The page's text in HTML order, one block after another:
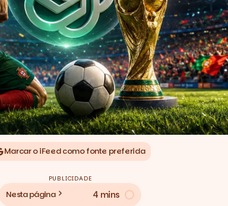
Marcar o iFeed como fonte preferida
PUBLICIDADE
Nesta página 4 mins